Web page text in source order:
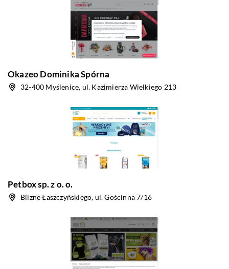
Okazeo Dominika Spórna
32-400 Myślenice, ul. Kazimierza Wielkiego 213
Petbox sp. z o. o.
Blizne Łaszczyńskiego, ul. Gościnna 7/16